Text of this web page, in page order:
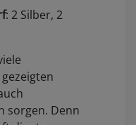
: 2 Silber, 2
sorgen. Denn